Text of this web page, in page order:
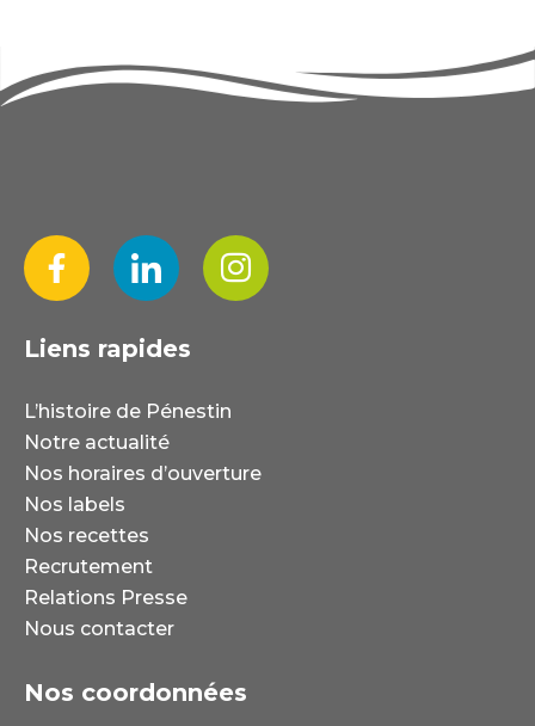
Liens rapides
L’histoire de Pénestin
Notre actualité
Nos horaires d’ouverture
Nos labels
Nos recettes
Recrutement
Relations Presse
Nous contacter
Nos coordonnées